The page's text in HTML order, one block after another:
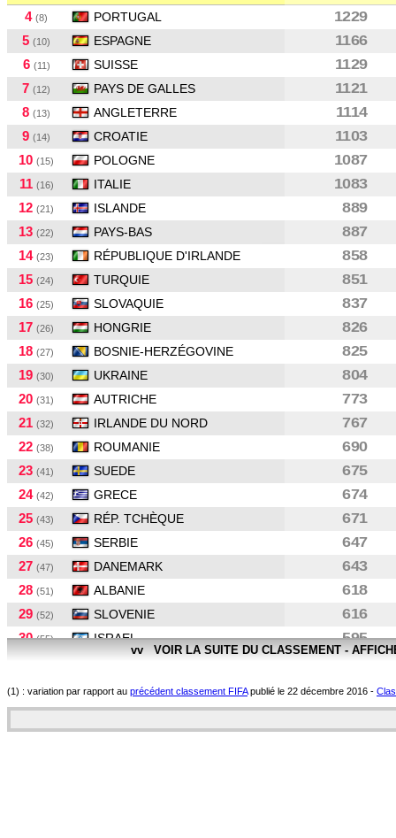
4 (8) PORTUGAL
1229
5 (10) ESPAGNE
1166
6 (11) SUISSE
1129
7 (12) PAYS DE GALLES
1121
8 (13) ANGLETERRE
1114
9 (14) CROATIE
1103
10 (15) POLOGNE
1087
11 (16) ITALIE
1083
12 (21) ISLANDE
889
13 (22) PAYS-BAS
887
14 (23) RÉPUBLIQUE D'IRLANDE
858
15 (24) TURQUIE
851
16 (25) SLOVAQUIE
837
17 (26) HONGRIE
826
18 (27) BOSNIE-HERZÉGOVINE
825
19 (30) UKRAINE
804
20 (31) AUTRICHE
773
21 (32) IRLANDE DU NORD
767
22 (38) ROUMANIE
690
23 (41) SUEDE
675
24 (42) GRECE
674
25 (43) RÉP. TCHÈQUE
671
26 (45) SERBIE
647
27 (47) DANEMARK
643
28 (51) ALBANIE
618
29 (52) SLOVENIE
616
30(55) ISRAEL
595
(63) MONTENEGRO
549
33(67) ECOSSE
524
34(72) BULGARIE
492
vv VOIR LA SUITE DU CLASSEMENT -
(1) : variation par rapport au précédent classement FIFApublié le 22 décembre 2016 -